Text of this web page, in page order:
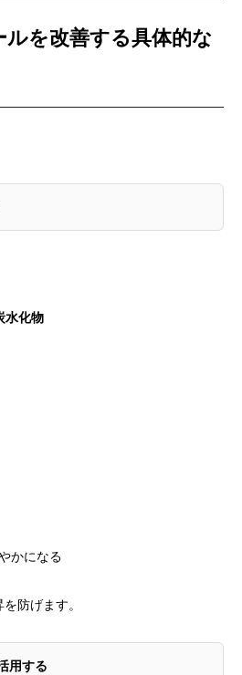
を改善する具体的な
水化物
かになる
防げます。
用する